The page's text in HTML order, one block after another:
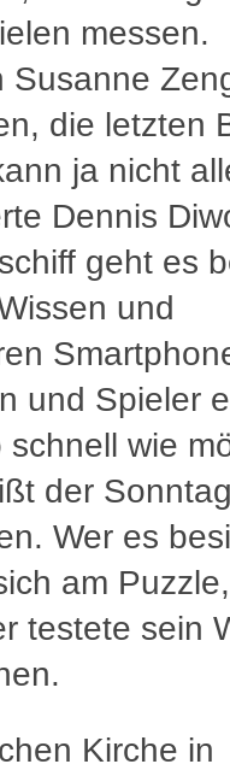
messen.
Susanne
die letzten
ja nicht
Dennis
geht es
und
und Spieler
wie
der
Wer es
am Puzzle,
testete sein
Kirche in